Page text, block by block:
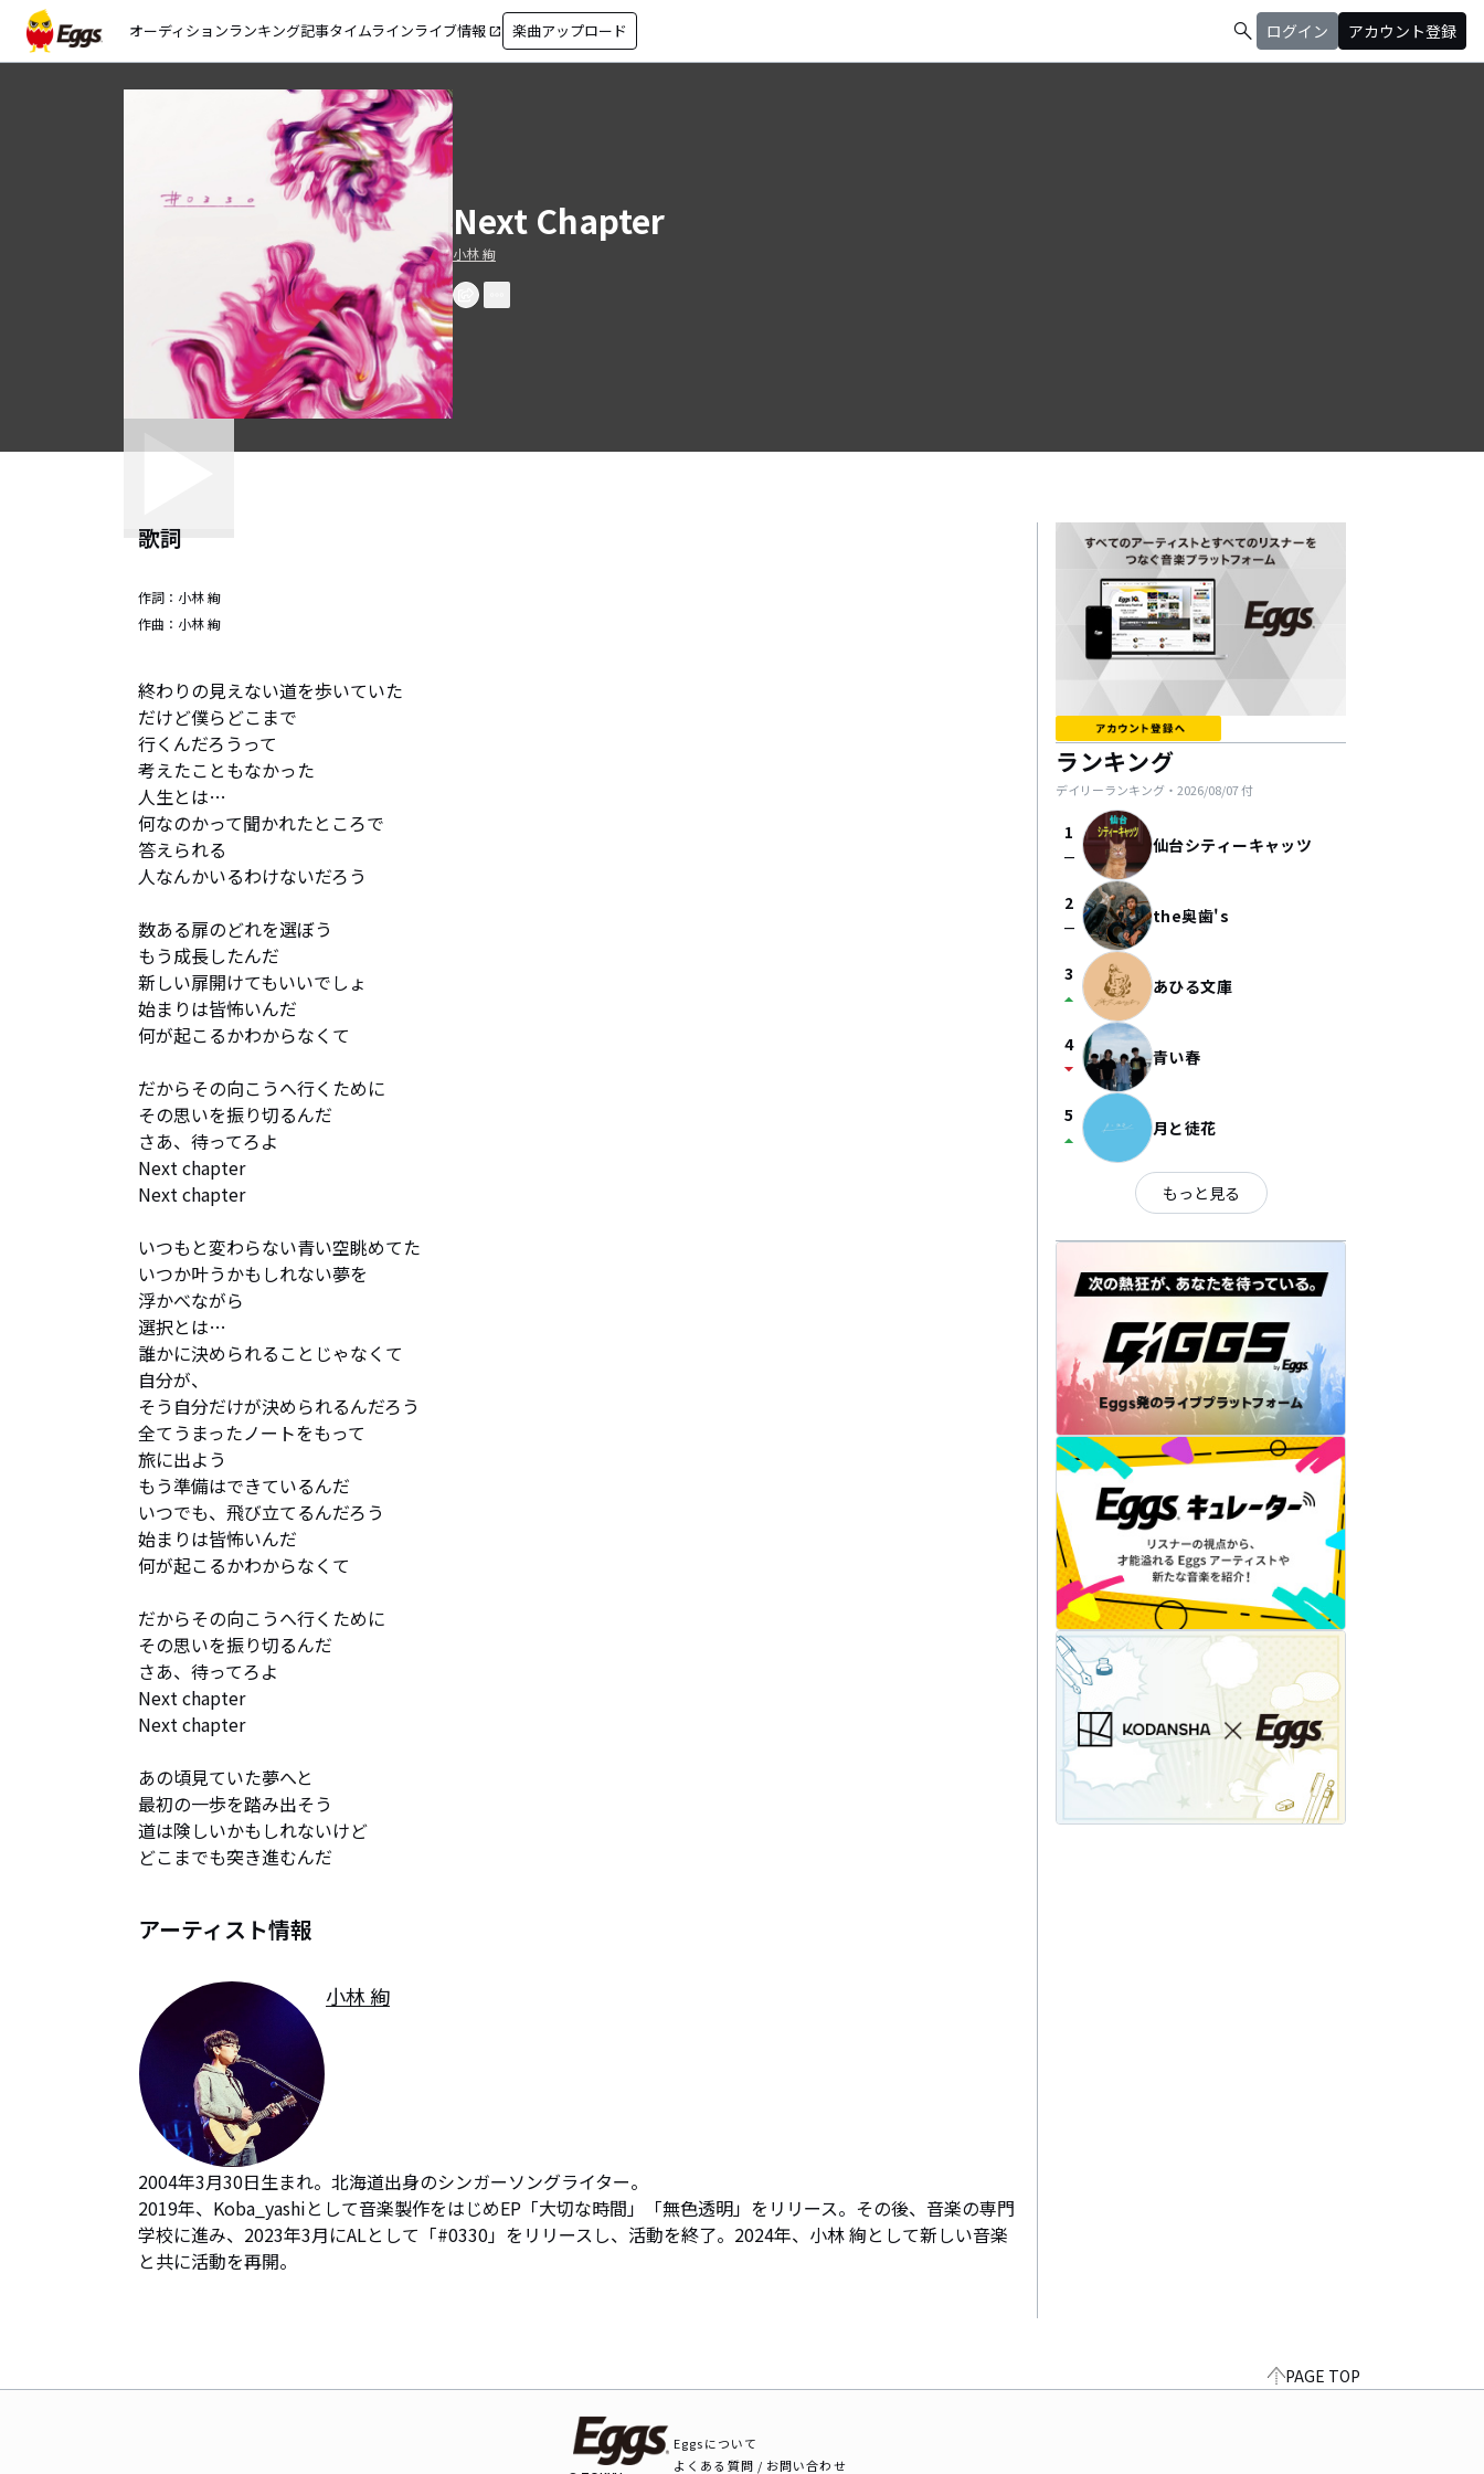
オーディションランキング記事タイムラインライブ情報 open_in_new 楽曲アップロード search ログイン アカウント登録
Next Chapter
小林 絢
歌詞
作詞： 小林 絢
作曲： 小林 絢
終わりの見えない道を歩いていた
だけど僕らどこまで
行くんだろうって
考えたこともなかった
人生とは…
何なのかって聞かれたところで
答えられる
人なんかいるわけないだろう
数ある扉のどれを選ぼう
もう成長したんだ
新しい扉開けてもいいでしょ
始まりは皆怖いんだ
何が起こるかわからなくて
だからその向こうへ行くために
その思いを振り切るんだ
さあ、待ってろよ
Next chapter
Next chapter
いつもと変わらない青い空眺めてた
いつか叶うかもしれない夢を
浮かべながら
選択とは…
誰かに決められることじゃなくて
自分が、
そう自分だけが決められるんだろう
全てうまったノートをもって
旅に出よう
もう準備はできているんだ
いつでも、飛び立てるんだろう
始まりは皆怖いんだ
何が起こるかわからなくて
だからその向こうへ行くために
その思いを振り切るんだ
さあ、待ってろよ
Next chapter
Next chapter
あの頃見ていた夢へと
最初の一歩を踏み出そう
道は険しいかもしれないけど
どこまでも突き進むんだ
アーティスト情報
小林 絢
2004年3月30日生まれ。北海道出身のシンガーソングライター。
2019年、Koba_yashiとして音楽製作をはじめEP「大切な時間」「無色透明」をリリース。その後、音楽の専門
学校に進み、2023年3月にALとして「#0330」をリリースし、活動を終了。2024年、小林 絢として新しい音楽
と共に活動を再開。
ランキング
デイリーランキング・ 2026/08/07付
1
check_indeterminate_small 仙台シティーキャッツ
2
check_indeterminate_small the奥歯's
3
arrow_drop_up あひる文庫
4
arrow_drop_down 青い春
5
arrow_drop_up 月と徒花
もっと見る
PAGE TOP
Eggsについて
よくある質問 / お問い合わせ